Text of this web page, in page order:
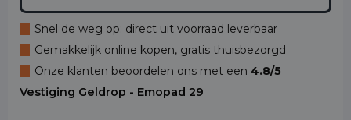
Snel de weg op: direct uit voorraad leverbaar
Gemakkelijk online kopen, gratis thuisbezorgd
Onze klanten beoordelen ons met een 4.8/5
Vestiging Geldrop - Emopad 29